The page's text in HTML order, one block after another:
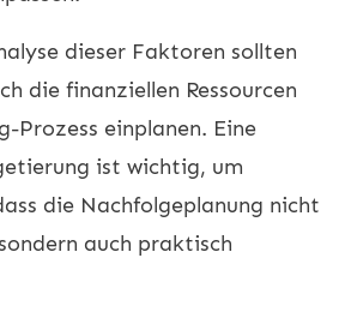
dieser Faktoren sollten
die finanziellen Ressourcen
Prozess einplanen. Eine
ist wichtig, um
die Nachfolgeplanung nicht
auch praktisch